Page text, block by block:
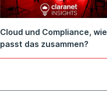
Cloud und Compliance, wie
passt das zusammen?